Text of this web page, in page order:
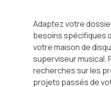
Adaptez votre
besoins spécifiques
votre maison de
superviseur musical.
recherches sur les
projets passés de